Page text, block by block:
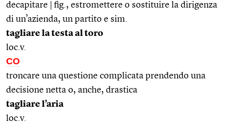
decapitare | fig., estromettere o sostituire la dirigenza
di un’azienda, un partito e sim.
tagliare la testa al toro
loc.v.
CO
troncare una questione complicata prendendo una
decisione netta o, anche, drastica
tagliare l’aria
loc.v.